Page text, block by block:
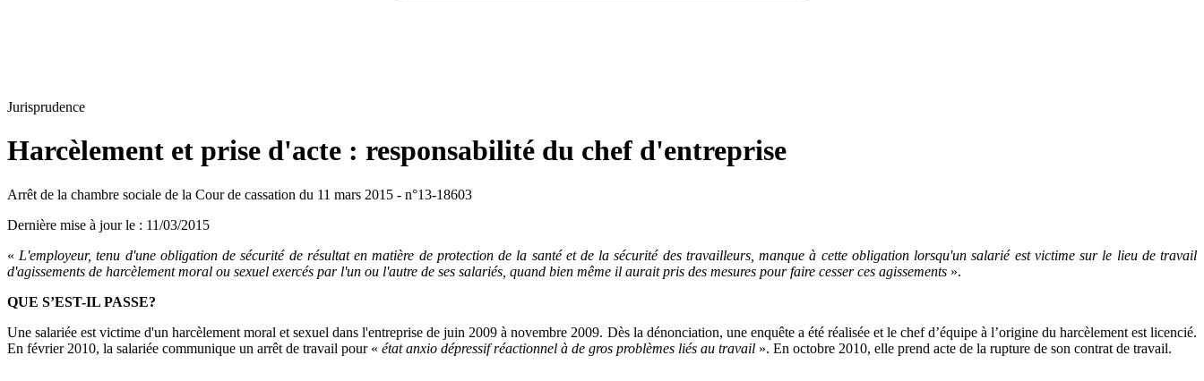
Jurisprudence
Harcèlement et prise d'acte : responsabilité du chef d'entreprise
Arrêt de la chambre sociale de la Cour de cassation du 11 mars 2015 - n°13-18603
Dernière mise à jour le : 11/03/2015
« L'employeur, tenu d'une obligation de sécurité de résultat en matière de protection de la santé et de la sécurité des travailleurs, manque à cette obligation lorsqu'un salarié est victime sur le lieu de travail
d'agissements de harcèlement moral ou sexuel exercés par l'un ou l'autre de ses salariés, quand bien même il aurait pris des mesures pour faire cesser ces agissements ».
QUE S’EST-IL PASSE?
Une salariée est victime d'un harcèlement moral et sexuel dans l'entreprise de juin 2009 à novembre 2009. Dès la dénonciation, une enquête a été réalisée et le chef d’équipe à l’origine du harcèlement est licencié.
En février 2010, la salariée communique un arrêt de travail pour « état anxio dépressif réactionnel à de gros problèmes liés au travail ». En octobre 2010, elle prend acte de la rupture de son contrat de travail.